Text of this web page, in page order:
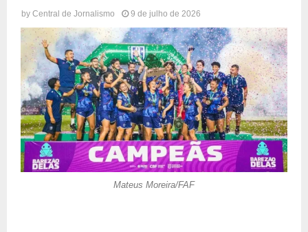
by Central de Jornalismo 9 de julho de 2026
Mateus Moreira/FAF